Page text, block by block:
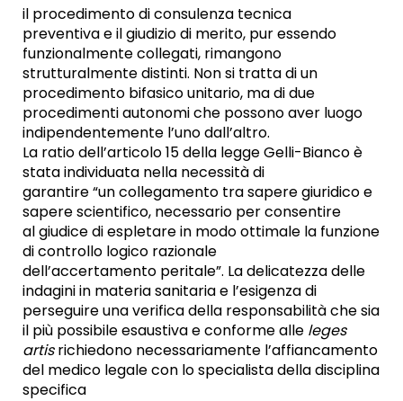
il procedimento di consulenza tecnica
preventiva e il giudizio di merito, pur essendo
funzionalmente collegati, rimangono
strutturalmente distinti. Non si tratta di un
procedimento bifasico unitario, ma di due
procedimenti autonomi che possono aver luogo
indipendentemente l’uno dall’altro.
La ratio dell’articolo 15 della legge Gelli-Bianco è
stata individuata nella necessità di
garantire “un collegamento tra sapere giuridico e
sapere scientifico, necessario per consentire
al giudice di espletare in modo ottimale la funzione
di controllo logico razionale
dell’accertamento peritale”. La delicatezza delle
indagini in materia sanitaria e l’esigenza di
perseguire una verifica della responsabilità che sia
il più possibile esaustiva e conforme alle leges
artisrichiedono necessariamente l’affiancamento
del medico legale con lo specialista della disciplina
specifica